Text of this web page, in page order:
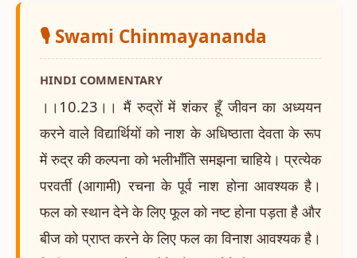
🎙️ Swami Chinmayananda
HINDI COMMENTARY
।।10.23।। मैं रुद्रों में शंकर हूँ जीवन का अध्ययन
करने वाले विद्यार्थियों को नाश के अधिष्ठाता देवता के रूप
में रुद्र की कल्पना को भलीभाँति समझना चाहिये। प्रत्येक
परवर्ती (आगामी) रचना के पूर्व नाश होना आवश्यक है।
फल को स्थान देने के लिए फूल को नष्ट होना पड़ता है और
बीज को प्राप्त करने के लिए फल का विनाश आवश्यक है।